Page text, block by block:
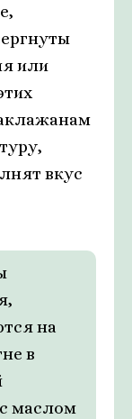
или
вкус
на
в
маслом